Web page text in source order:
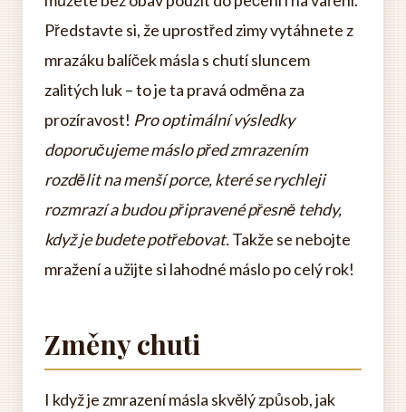
Představte si, že uprostřed zimy vytáhnete z
mrazáku balíček másla s chutí sluncem
zalitých luk – to je ta pravá odměna za
prozíravost! Pro optimální výsledky
doporučujeme máslo před zmrazením
rozdělit na menší porce, které se rychleji
rozmrazí a budou připravené přesně tehdy,
když je budete potřebovat.Takže se nebojte
mražení a užijte si lahodné máslo po celý rok!
Změny chuti
I když je zmrazení másla skvělý způsob, jak